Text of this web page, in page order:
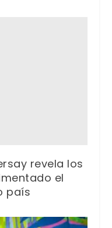
revela los
el
país